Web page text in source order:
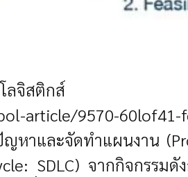
ลจิสติกส์
article/9570-60lof41-
ญหาและจัดทำแผนงาน
SDLC) จากกิจกรรมดั